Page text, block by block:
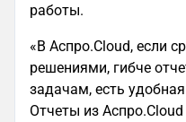
работы.
«В Аспро.Cloud, если
решениями, гибче
задачам, есть
Отчеты из